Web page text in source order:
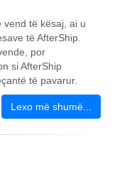
vend të kësaj, ai u
të AfterShip.
por
si AfterShip
të pavarur.
Lexo më shumë...